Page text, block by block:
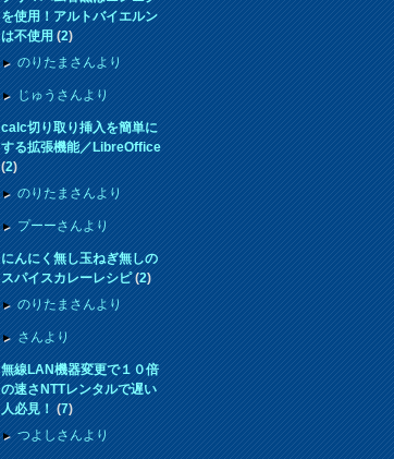
を使用！アルトバイエルン
は不使用(2)
のりたまさんより
じゅうさんより
calc切り取り挿入を簡単に
する拡張機能／LibreOffice
(2)
のりたまさんより
プーーさんより
にんにく無し玉ねぎ無しの
スパイスカレーレシピ(2)
のりたまさんより
さんより
無線LAN機器変更で１０倍
の速さNTTレンタルで遅い
人必見！(7)
つよしさんより